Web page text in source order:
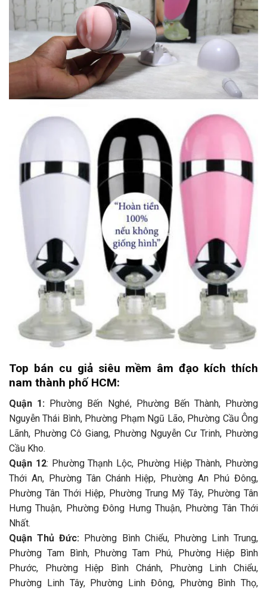
Top bán cu giả siêu mềm âm đạo kích thích
nam thành phố HCM:
Quận 1: Phường Bến Nghé, Phường Bến Thành, Phường
Nguyễn Thái Bình, Phường Phạm Ngũ Lão, Phường Cầu Ông
Lãnh, Phường Cô Giang, Phường Nguyễn Cư Trinh, Phường
Cầu Kho.
Quận 12: Phường Thạnh Lộc, Phường Hiệp Thành, Phường
Thới An, Phường Tân Chánh Hiệp, Phường An Phú Đông,
Phường Tân Thới Hiệp, Phường Trung Mỹ Tây, Phường Tân
Hưng Thuận, Phường Đông Hưng Thuận, Phường Tân Thới
Nhất.
Quận Thủ Đức: Phường Bình Chiểu, Phường Linh Trung,
Phường Tam Bình, Phường Tam Phú, Phường Hiệp Bình
Phước, Phường Hiệp Bình Chánh, Phường Linh Chiểu,
Phường Linh Tây, Phường Linh Đông, Phường Bình Thọ,